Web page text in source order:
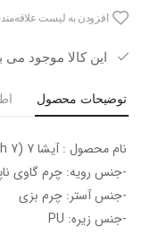
افزودن به لیست
این کالا موجود می
توضیحات محصول
نام محصول : آیشا 7 (Ayshah 7)
-جنس رویه: چرم گاوی
-جنس آستر: چرم بزی
-جنس زیره: PU